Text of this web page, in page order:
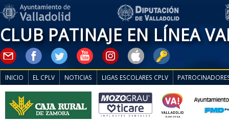
CLUB PATINAJE EN LÍNEA
INICIO EL CPLV NOTICIAS LIGAS ESCOLARES CPLV